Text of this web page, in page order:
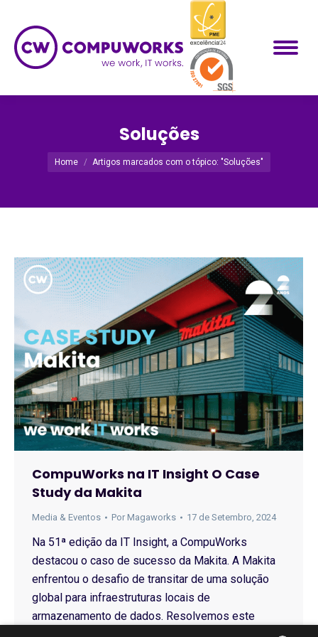
Soluções
Você está aqui:
Home Artigos marcados com o tópico: "Soluções"
CompuWorks na IT Insight O Case
Study da Makita
Media & Eventos Por Magaworks 17 de Setembro, 2024
Na 51ª edição da IT Insight, a CompuWorks
destacou o caso de sucesso da Makita. A Makita
enfrentou o desafio de transitar de uma solução
global para infraestruturas locais de
armazenamento de dados. Resolvemos este